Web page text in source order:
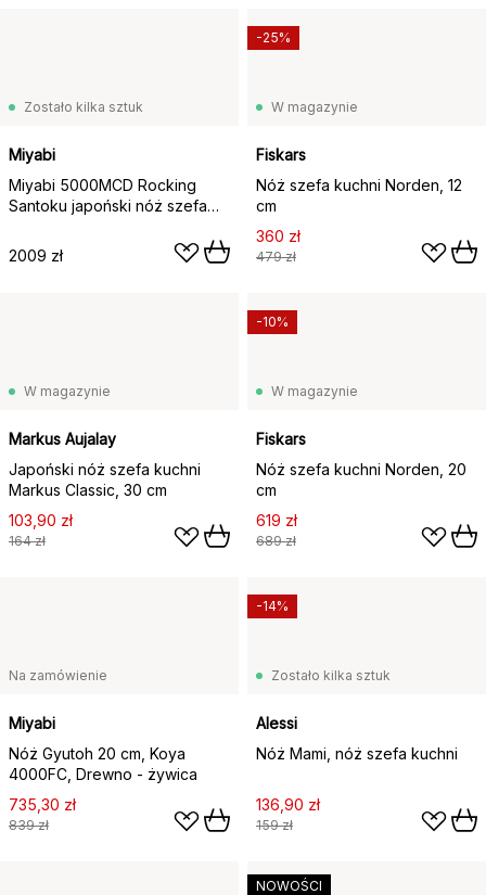
Zostało kilka sztuk
Miyabi
Miyabi 5000MCD Rocking
Santoku japoński nóż szefa
2009 zł
W magazynie
Fiskars
Nóż szefa kuchni Norden, 12
cm
360 zł
479 zł
-25%
W magazynie
Markus Aujalay
Japoński nóż szefa kuchni
Markus Classic, 30 cm
103,90 zł
164 zł
W magazynie
Fiskars
Nóż szefa kuchni Norden, 20
cm
619 zł
689 zł
-10%
Na zamówienie
Miyabi
Nóż Gyutoh 20 cm, Koya
4000FC, Drewno - żywica
735,30 zł
839 zł
Zostało kilka sztuk
Alessi
Nóż Mami, nóż szefa kuchni
136,90 zł
159 zł
-14%
NOWOŚCI